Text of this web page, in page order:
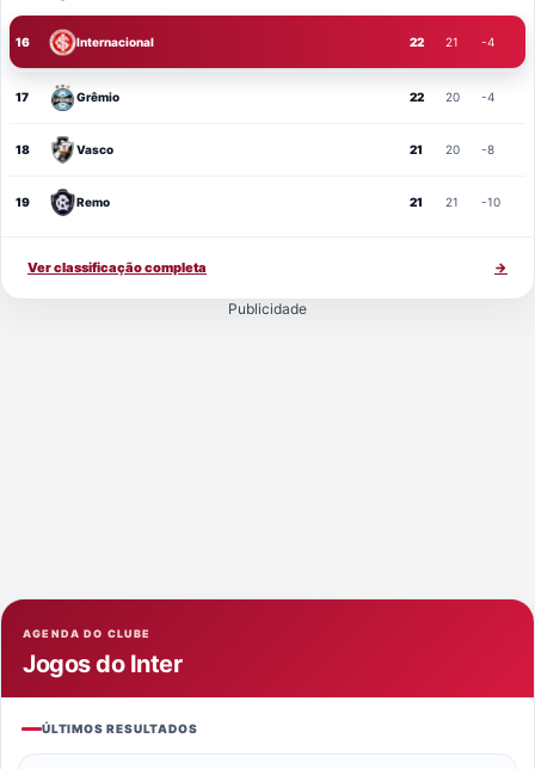
16 Internacional 22 21 -4
17 Grêmio 22 20 -4
18 Vasco 21 20 -8
19 Remo 21 21 -10
Ver classificação completa →
Publicidade
AGENDA DO CLUBE
Jogos do Inter
ÚLTIMOS RESULTADOS